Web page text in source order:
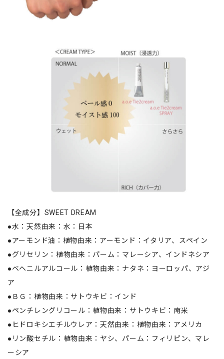
【全成分】SWEET DREAM
●水：天然由来：水：日本
●アーモンド油：植物由来：アーモンド：イタリア、スペイン
●グリセリン：植物由来：パーム：マレーシア、インドネシア
●ベヘニルアルコール：植物由来：ナタネ：ヨーロッパ、アジ
ア
●ＢＧ：植物由来：サトウキビ：インド
●ペンチレングリコール：植物由来：サトウキビ：南米
●ヒドロキシエチルウレア：天然由来：植物由来：アメリカ
●リン酸セチル：植物由来：ヤシ、パーム：フィリピン、マレ
ーシア